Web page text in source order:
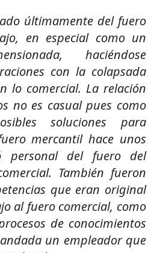
últimamente del fuero
en especial como un
haciéndose
con la colapsada
lo comercial. La relación
no es casual pues como
soluciones para
mercantil hace unos
personal del fuero del
También fueron
que eran original
al fuero comercial, como
de conocimientos
un empleador que